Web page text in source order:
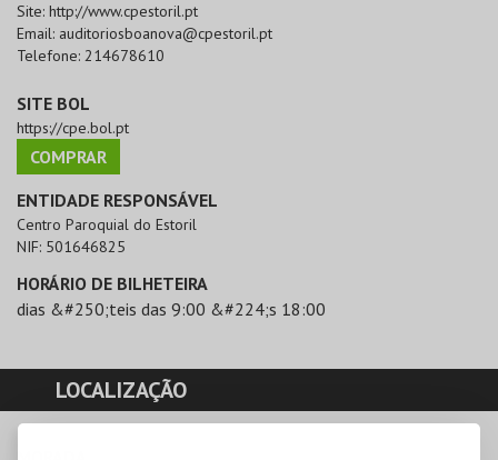
Site: http://www.cpestoril.pt
Email: auditoriosboanova@cpestoril.pt
Telefone: 214678610
SITE BOL
https://cpe.bol.pt
COMPRAR
ENTIDADE RESPONSÁVEL
Centro Paroquial do Estoril
NIF: 501646825
HORÁRIO DE BILHETEIRA
dias &#250;teis das 9:00 &#224;s 18:00
LOCALIZAÇÃO